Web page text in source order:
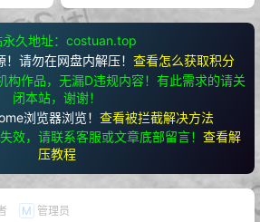
永久地址：costuan.top
请勿在网盘内解压！ 查看怎么获取积分
构作品，无漏D违规内容！有此需求的请关
闭本站，谢谢！
浏览器浏览！ 查看被拦截解决方法
效，请联系客服或文章底部留言！ 查看解
压教程
M 管理员